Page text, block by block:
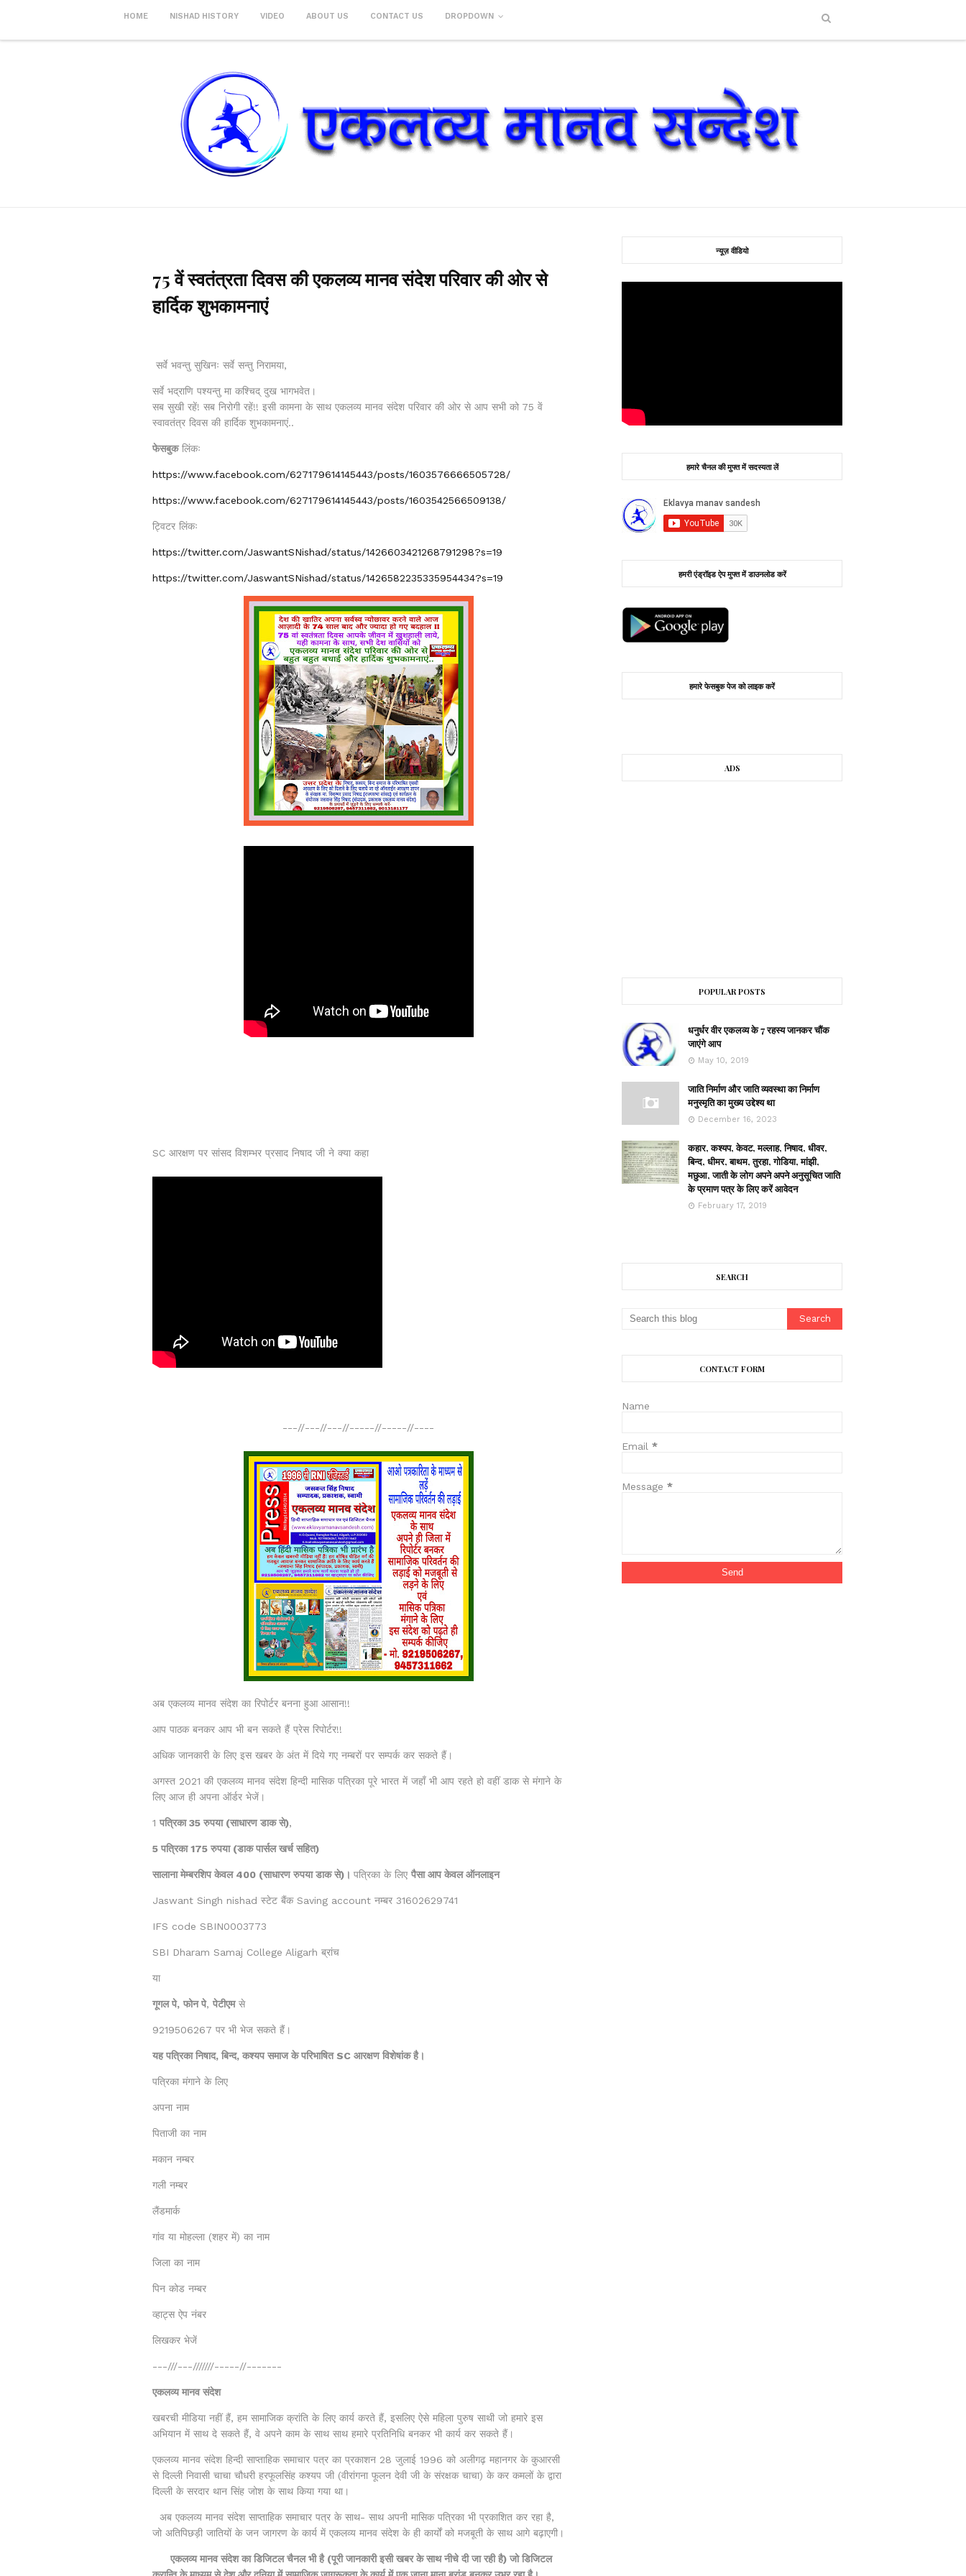
HOME NISHAD HISTORY VIDEO ABOUT US CONTACT US DROPDOWN
75 वें स्वतंत्रता दिवस की एकलव्य मानव संदेश परिवार की ओर से
हार्दिक शुभकामनाएं
सर्वे भवन्तु सुखिनः सर्वे सन्तु निरामया,
सर्वे भद्राणि पश्यन्तु मा कश्चिद् दुख भागभवेत।
सब सुखी रहें! सब निरोगी रहें!! इसी कामना के साथ एकलव्य मानव संदेश परिवार की ओर से आप सभी को 75 वें
स्वावतंत्र दिवस की हार्दिक शुभकामनाएं..
फेसबुकलिंकः
https://www.facebook.com/627179614145443/posts/1603576666505728/
https://www.facebook.com/627179614145443/posts/1603542566509138/
ट्विटर लिंकः
https://twitter.com/JaswantSNishad/status/1426603421268791298?s=19
https://twitter.com/JaswantSNishad/status/1426582235335954434?s=19
SC आरक्षण पर सांसद विशम्भर प्रसाद निषाद जी ने क्या कहा
---//---//---//-----//-----//----
अब एकलव्य मानव संदेश का रिपोर्टर बनना हुआ आसान!!
आप पाठक बनकर आप भी बन सकते हैं प्रेस रिपोर्टर!!
अधिक जानकारी के लिए इस खबर के अंत में दिये गए नम्बरों पर सम्पर्क कर सकते हैं।
अगस्त 2021 की एकलव्य मानव संदेश हिन्दी मासिक पत्रिका पूरे भारत में जहाँ भी आप रहते हो वहीं डाक से मंगाने के
लिए आज ही अपना ऑर्डर भेजें।
1 पत्रिका 35 रुपया (साधारण डाक से),
5 पत्रिका 175 रुपया (डाक पार्सल खर्च सहित)
सालाना मेम्बरशिप केवल 400 (साधारण रुपया डाक से)। पत्रिका के लिए पैसा आप केवल ऑनलाइन
Jaswant Singh nishad स्टेट बैंक Saving account नम्बर 31602629741
IFS code SBIN0003773
SBI Dharam Samaj College Aligarh ब्रांच
या
गूगल पे, फोन पे, पेटीएमसे
9219506267 पर भी भेज सकते हैं।
यह पत्रिका निषाद, बिन्द, कश्यप समाज के परिभाषित SC आरक्षण विशेषांक है।
पत्रिका मंगाने के लिए
अपना नाम
पिताजी का नाम
मकान नम्बर
गली नम्बर
लैंडमार्क
गांव या मोहल्ला (शहर में) का नाम
जिला का नाम
पिन कोड नम्बर
व्हाट्स ऐप नंबर
लिखकर भेजें
---///---///////-----//-------
एकलव्य मानव संदेश
खबरची मीडिया नहीं हैं, हम सामाजिक क्रांति के लिए कार्य करते हैं, इसलिए ऐसे महिला पुरुष साथी जो हमारे इस
अभियान में साथ दे सकते हैं, वे अपने काम के साथ साथ हमारे प्रतिनिधि बनकर भी कार्य कर सकते हैं।
एकलव्य मानव संदेश हिन्दी साप्ताहिक समाचार पत्र का प्रकाशन 28 जुलाई 1996 को अलीगढ़ महानगर के कुआरसी
से दिल्ली निवासी चाचा चौधरी हरफूलसिंह कश्यप जी (वीरांगना फूलन देवी जी के संरक्षक चाचा) के कर कमलों के द्वारा
दिल्ली के सरदार थान सिंह जोश के साथ किया गया था।
अब एकलव्य मानव संदेश साप्ताहिक समाचार पत्र के साथ- साथ अपनी मासिक पत्रिका भी प्रकाशित कर रहा है,
जो अतिपिछड़ी जातियों के जन जागरण के कार्य में एकलव्य मानव संदेश के ही कार्यों को मजबूती के साथ आगे बढ़ाएगी।
एकलव्य मानव संदेश का डिजिटल चैनल भी है (पूरी जानकारी इसी खबर के साथ नीचे दी जा रही है) जो डिजिटल
न्यूज़ वीडियो
हमारे चैनल की मुफ्त में सदस्यता लें
हमरी एंड्रॉइड ऐप मुफ्त में डाउनलोड करें
हमारे फेसबुक पेज को लाइक करें
ADS
POPULAR POSTS
धनुर्धर वीर एकलव्य के 7 रहस्य जानकर चौंक
जाएंगे आप
May 10, 2019
जाति निर्माण और जाति व्यवस्था का निर्माण
मनुस्मृति का मुख्य उद्देश्य था
December 16, 2023
कहार, कश्यप, केवट, मल्लाह, निषाद, धीवर,
बिन्द, धीमर, बाथम, तुरहा, गोडिया, मांझी,
मछुआ, जाती के लोग अपने अपने अनुसूचित जाति
के प्रमाण पत्र के लिए करें आवेदन
February 17, 2019
SEARCH
CONTACT FORM
Name
Email*
Message*